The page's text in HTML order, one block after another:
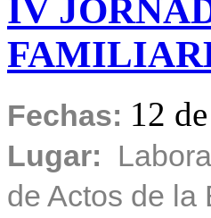
IV
Fechas: 12
Lugar:
de Actos de la